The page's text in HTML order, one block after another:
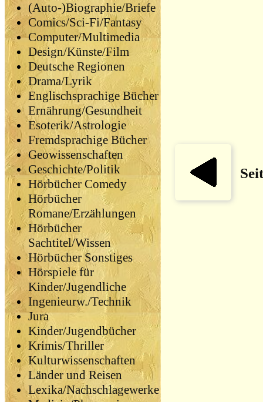
(Auto-)Biographie/Briefe
Comics/Sci-Fi/Fantasy
Computer/Multimedia
Design/Künste/Film
Deutsche Regionen
Drama/Lyrik
Englischsprachige Bücher
Ernährung/Gesundheit
Esoterik/Astrologie
Fremdsprachige Bücher
Geowissenschaften
Geschichte/Politik
Hörbücher Comedy
Hörbücher
Romane/Erzählungen
Hörbücher
Sachtitel/Wissen
Hörbücher Sonstiges
Hörspiele für
Kinder/Jugendliche
Ingenieurw./Technik
Jura
Kinder/Jugendbücher
Krimis/Thriller
Kulturwissenschaften
Länder und Reisen
Lexika/Nachschlagewerke